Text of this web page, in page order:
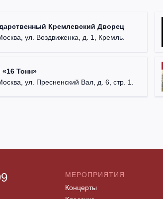
Кремлевский Дворец
ул. Воздвиженка, д. 1, Кремль.
«16 Тонн»
ул. Пресненский Вал, д. 6, стр. 1.
МЕРОПРИЯТИЯ
Концерты